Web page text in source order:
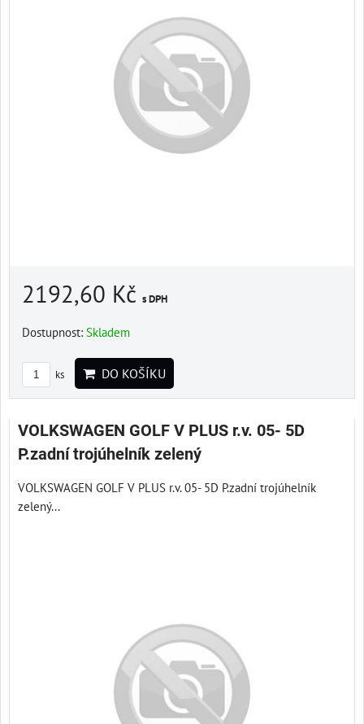
2192,60 Kč s DPH
Dostupnost: Skladem
ks DO KOŠÍKU
VOLKSWAGEN GOLF V PLUS r.v. 05- 5D
P.zadní trojúhelník zelený
VOLKSWAGEN GOLF V PLUS r.v. 05- 5D P.zadní trojúhelník
zelený...